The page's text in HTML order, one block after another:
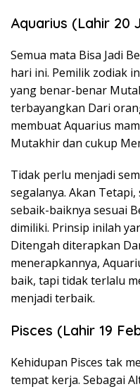
Aquarius (Lahir 20
Semua mata Bisa Jadi
hari ini. Pemilik zodiak
yang benar-benar
terbayangkan Dari
membuat Aquarius
Mutakhir dan cukup
Tidak perlu menjadi
segalanya. Akan
sebaik-baiknya sesuai
dimiliki. Prinsip inilah
Ditengah diterapkan
menerapkannya,
baik, tapi tidak terlalu
menjadi terbaik.
Pisces (Lahir 19
Kehidupan Pisces tak
tempat kerja. Sebagai